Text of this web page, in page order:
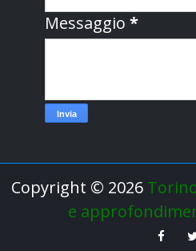
Messaggio*
Copyright © 2026
e